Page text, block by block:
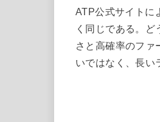
ATP公式サイトに
く同じである。
さと高確率のファ
いではなく、長い